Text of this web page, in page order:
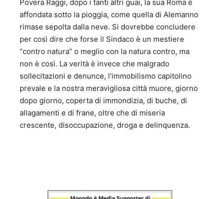
Povera Raggi, dopo i tanti altri guai, la sua Roma è
affondata sotto la pioggia, come quella di Alemanno
rimase sepolta dalla neve. Si dovrebbe concludere
per così dire che forse il Sindaco è un mestiere
“contro natura” o meglio con la natura contro, ma
non è così. La verità è invece che malgrado
sollecitazioni e denunce, l’immobilismo capitolino
prevale e la nostra meravigliosa città muore, giorno
dopo giorno, coperta di immondizia, di buche, di
allagamenti e di frane, oltre che di miseria
crescente, disoccupazione, droga e delinquenza.